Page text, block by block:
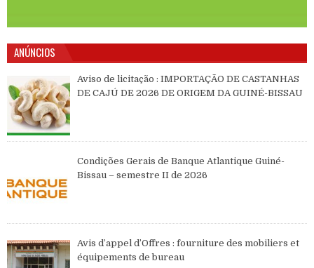
ANÚNCIOS
Aviso de licitação : IMPORTAÇÃO DE CASTANHAS
DE CAJÚ DE 2026 DE ORIGEM DA GUINÉ-BISSAU
Condições Gerais de Banque Atlantique Guiné-
Bissau – semestre II de 2026
Avis d’appel d’Offres : fourniture des mobiliers et
équipements de bureau